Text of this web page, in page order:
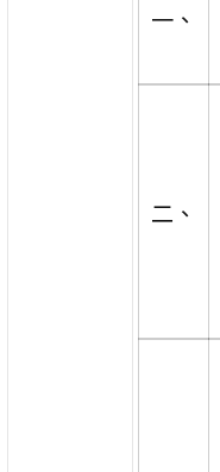
一、
二、